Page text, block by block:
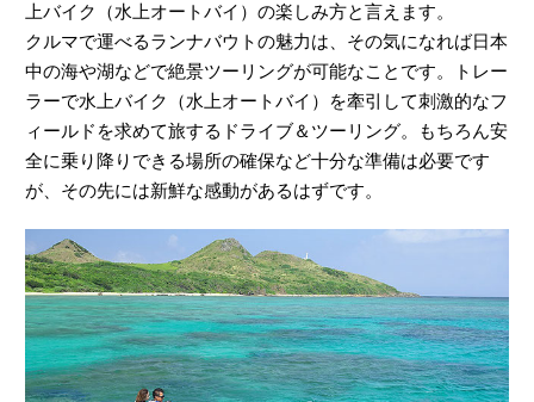
上バイク（水上オートバイ）の楽しみ方と言えます。
クルマで運べるランナバウトの魅力は、その気になれば日本
中の海や湖などで絶景ツーリングが可能なことです。トレー
ラーで水上バイク（水上オートバイ）を牽引して刺激的なフ
ィールドを求めて旅するドライブ＆ツーリング。もちろん安
全に乗り降りできる場所の確保など十分な準備は必要です
が、その先には新鮮な感動があるはずです。